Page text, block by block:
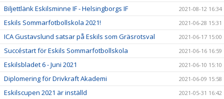
Biljettlänk Eskilsminne IF - Helsingborgs IF 2021-08-12 16:34
Eskils Sommarfotbollskola 2021! 2021-06-28 15:31
ICA Gustavslund satsar på Eskils som Gräsrotsval 2021-06-17 15:00
Succéstart för Eskils Sommarfotbollskola 2021-06-16 16:59
Eskilsbladet 6 - Juni 2021 2021-06-10 15:10
Diplomering för Drivkraft Akademi 2021-06-09 15:58
Eskilscupen 2021 är inställd 2021-05-31 16:42